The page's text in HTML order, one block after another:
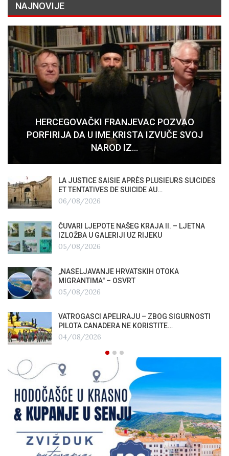
NAJNOVIJE
HERCEGOVAČKI FRANJEVAC POZVAO
PORFIRIJA DA U IME KRISTA IZVUČE SVOJ
NAROD IZ…
LA JUSTICE SAISIE APRÈS PLUSIEURS SUICIDES
ET TENTATIVES DE SUICIDE AU…
06/08/2026
ČUVARI LJEPOTE NAŠEG KRAJA II. – LJETNA
IZLOŽBA U GALERIJI UZ RIJEKU
05/08/2026
„NASELJAVANJE HRVATSKIH OTOKA
MIGRANTIMA″ – OSVRT
05/08/2026
VATROGASCI APELIRAJU – ZBOG SIGURNOSTI
PILOTA CANADERA NE KORISTITE…
04/08/2026